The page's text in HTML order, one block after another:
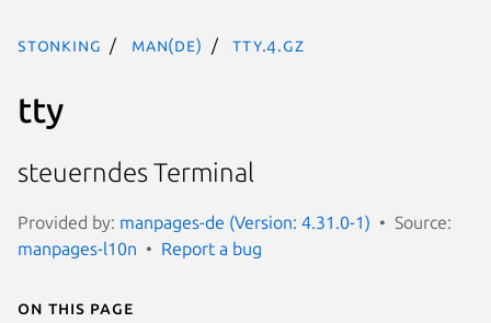
stonking man(de) tty.4.gz
tty
steuerndes Terminal
Provided by: manpages-de (Version: 4.31.0-1)
Source:
manpages-l10n
Report a bug
On this page